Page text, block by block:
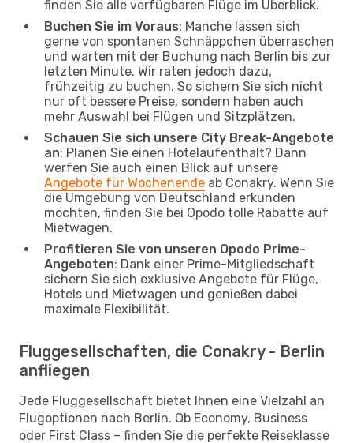
finden Sie alle verfügbaren Flüge im Überblick.
Buchen Sie im Voraus: Manche lassen sich
gerne von spontanen Schnäppchen überraschen
und warten mit der Buchung nach Berlin bis zur
letzten Minute. Wir raten jedoch dazu,
frühzeitig zu buchen. So sichern Sie sich nicht
nur oft bessere Preise, sondern haben auch
mehr Auswahl bei Flügen und Sitzplätzen.
Schauen Sie sich unsere City Break-Angebote
an: Planen Sie einen Hotelaufenthalt? Dann
werfen Sie auch einen Blick auf unsere
Angebote für Wochenende ab Conakry. Wenn Sie
die Umgebung von Deutschland erkunden
möchten, finden Sie bei Opodo tolle Rabatte auf
Mietwagen.
Profitieren Sie von unseren Opodo Prime-
Angeboten: Dank einer Prime-Mitgliedschaft
sichern Sie sich exklusive Angebote für Flüge,
Hotels und Mietwagen und genießen dabei
maximale Flexibilität.
Fluggesellschaften, die Conakry - Berlin
anfliegen
Jede Fluggesellschaft bietet Ihnen eine Vielzahl an
Flugoptionen nach Berlin. Ob Economy, Business
oder First Class – finden Sie die perfekte Reiseklasse